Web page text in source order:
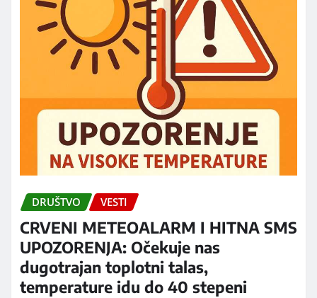
DRUŠTVO VESTI
CRVENI METEOALARM I HITNA SMS
UPOZORENJA: Očekuje nas
dugotrajan toplotni talas,
temperature idu do 40 stepeni